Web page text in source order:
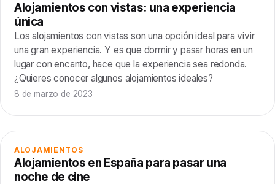
Alojamientos con vistas: una experiencia
única
Los alojamientos con vistas son una opción ideal para vivir
una gran experiencia. Y es que dormir y pasar horas en un
lugar con encanto, hace que la experiencia sea redonda.
¿Quieres conocer algunos alojamientos ideales?
8 de marzo de 2023
ALOJAMIENTOS
Alojamientos en España para pasar una
noche de cine